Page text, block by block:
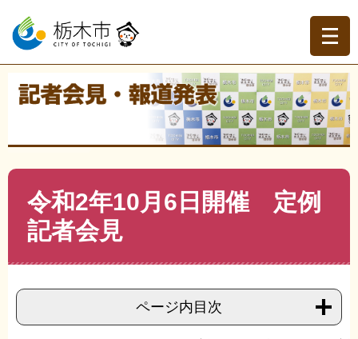
ー
の
ニ
ー
て
本
現在地
記者会見・報道発表 >記者会見>令和2年
令和2年10月6日開催 定例記者会見
令和2年10月6日開催 定例
記者会見
ページ内目次